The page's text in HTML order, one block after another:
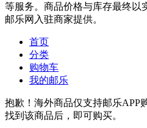
等服务。商品价格与库存最终以
邮乐网入驻商家提供。
首页
分类
购物车
我的邮乐
抱歉！海外商品仅支持邮乐APP
找到该商品后，即可购买。